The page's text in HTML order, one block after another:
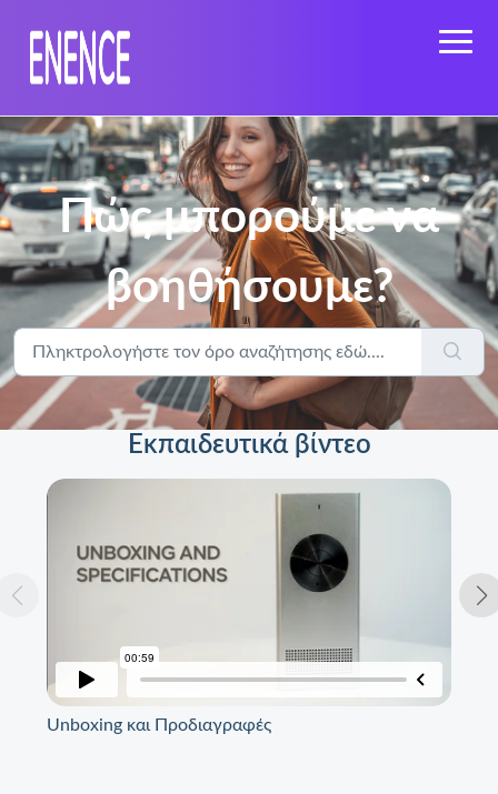
Πώς μπορούμε να
βοηθήσουμε?
Εκπαιδευτικά βίντεο
Unboxing και Προδιαγραφές